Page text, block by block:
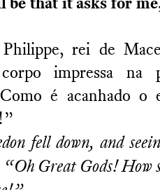
rei de
impressa na
é acanhado o
fell down, and
Great Gods! How